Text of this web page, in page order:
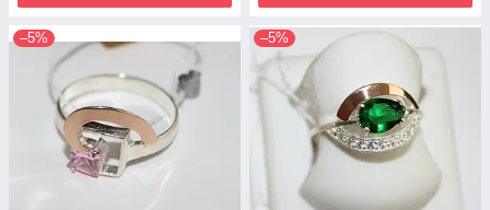
–5% –5%